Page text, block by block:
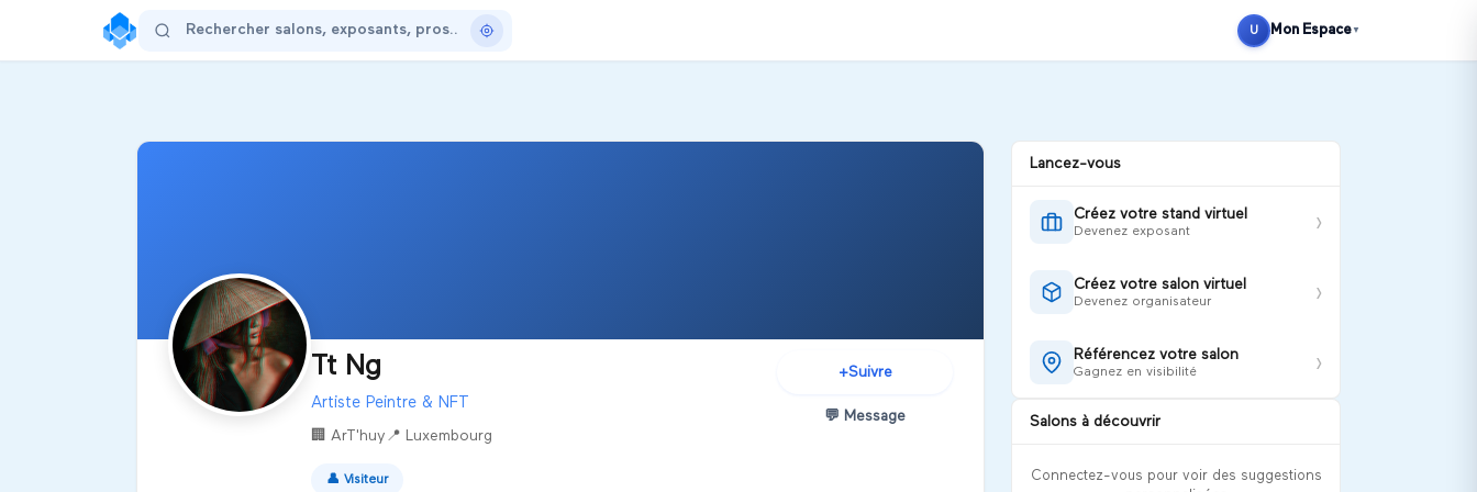
S'inscrire
U Mon Espace ▼
Tt Ng
Artiste Peintre & NFT
🏢 ArT'huy 📍 Luxembourg
👤 Visiteur
+Suivre
💬 Message
Lancez-vous
Créez votre stand virtuel
Devenez exposant ›
Créez votre salon virtuel
Devenez organisateur ›
Référencez votre salon
Gagnez en visibilité ›
Salons à découvrir
Connectez-vous pour voir des suggestions